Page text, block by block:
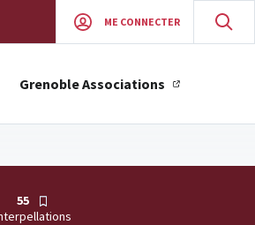
ME CONNECTER
Grenoble Associations
55